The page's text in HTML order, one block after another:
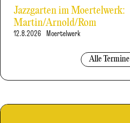
Jazzgarten im Moertelwerk:
Martin/Arnold/Rom
12.8.2026 Moertelwerk
Alle Termine